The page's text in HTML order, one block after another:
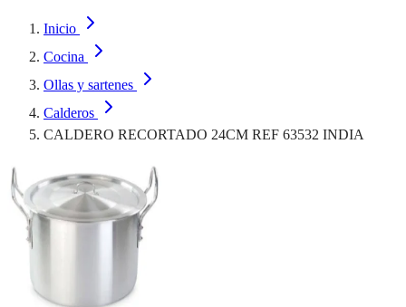
Inicio
Cocina
Ollas y sartenes
Calderos
CALDERO RECORTADO 24CM REF 63532 INDIA